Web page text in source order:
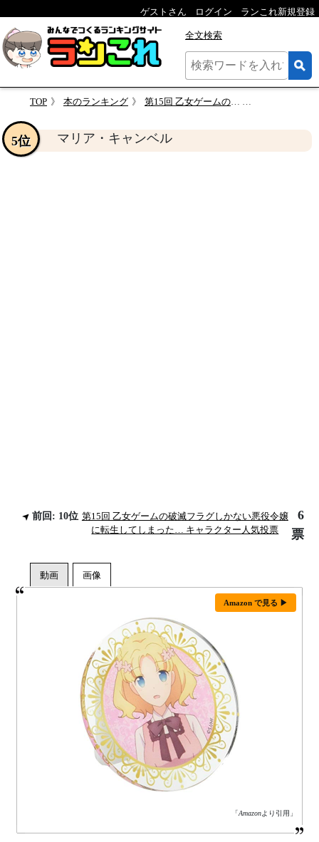
ゲストさん ログイン ランこれ新規登録
全文検索
TOP 本のランキング 第15回 乙女ゲームの破滅フラグしかない悪役令嬢に転生してしまった… キャラクター人気投票
マリア・キャンベル
5位
前回: 10位 第15回 乙女ゲームの破滅フラグしかない悪役令嬢
に転生してしまった… キャラクター人気投票
6
票
Amazon で見る ▶
「Amazonより引用」